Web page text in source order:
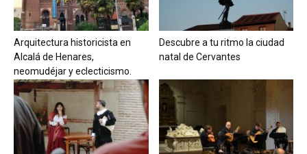
Arquitectura historicista en
Alcalá de Henares,
neomudéjar y eclecticismo.
Descubre a tu ritmo la ciudad
natal de Cervantes